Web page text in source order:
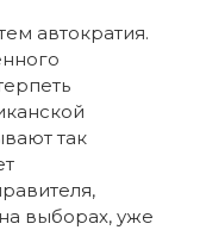
автократия.
так
выборах, уже